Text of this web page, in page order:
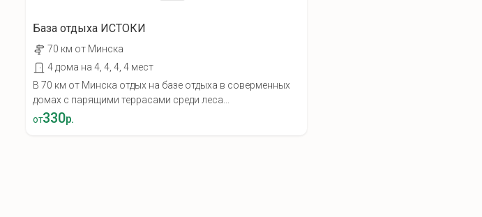
База отдыха ИСТОКИ
70 км от Минска
4 дома на 4, 4, 4, 4 мест
В 70 км от Минска отдых на базе отдыха в соверменных
домах с парящими террасами среди леса...
от330р.